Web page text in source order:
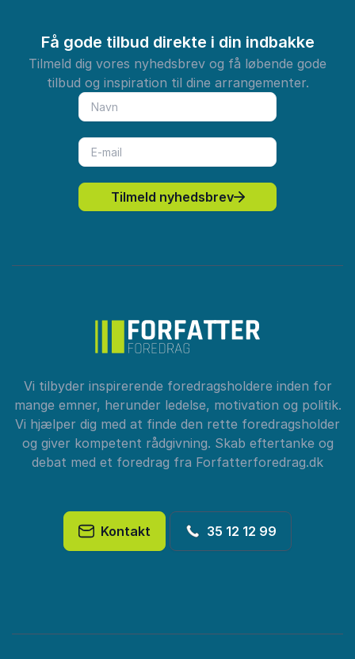
Få gode tilbud direkte i din indbakke
Tilmeld dig vores nyhedsbrev og få løbende gode
tilbud og inspiration til dine arrangementer.
Tilmeld nyhedsbrev
Vi tilbyder inspirerende foredragsholdere inden for
mange emner, herunder ledelse, motivation og politik.
Vi hjælper dig med at finde den rette foredragsholder
og giver kompetent rådgivning. Skab eftertanke og
debat med et foredrag fra Forfatterforedrag.dk
Kontakt 35 12 12 99